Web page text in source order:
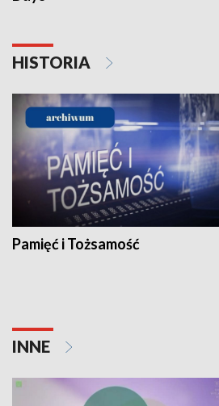
HISTORIA
Pamięć i Tożsamość
INNE